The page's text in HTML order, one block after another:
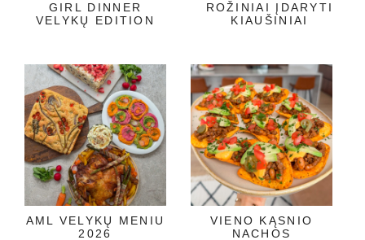
GIRL DINNER
VELYKŲ EDITION
ROŽINIAI ĮDARYTI
KIAUŠINIAI
AML VELYKŲ MENIU
2026
VIENO KĄSNIO
NACHOS